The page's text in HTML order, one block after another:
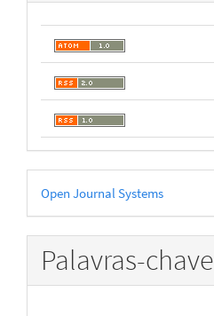
Desenvolvido
por
Open Journal Systems
Palavras-chave